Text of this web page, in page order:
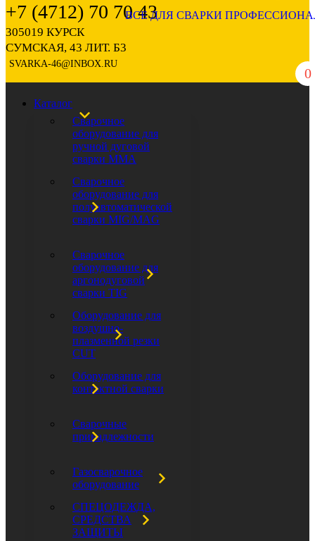
+7 (4712) 70 70 43
305019 КУРСК
СУМСКАЯ, 43 ЛИТ. Б3
SVARKA-46@INBOX.RU
0
Каталог
Сварочное
оборудование для
ручной дуговой
сварки ММА
Сварочное
оборудование для
полуавтоматической
сварки MIG/MAG
Сварочное
оборудование для
аргонодуговой
сварки TIG
Оборудование для
воздушно-
плазменной резки
CUT
Оборудование для
контактной сварки
Сварочные
принадлежности
Газосварочное
оборудование
СПЕЦОДЕЖДА,
СРЕДСТВА
ЗАЩИТЫ